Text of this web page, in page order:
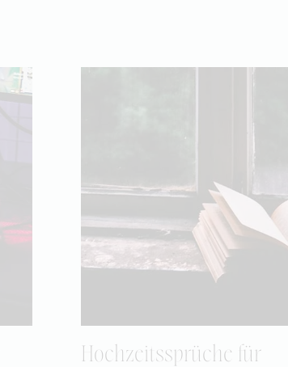
Hochzeitssprüche für